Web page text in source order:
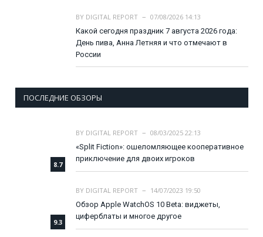
BY DIGITAL REPORT
07/08/2026 14:13
Какой сегодня праздник 7 августа 2026 года:
День пива, Анна Летняя и что отмечают в
России
ПОСЛЕДНИЕ ОБЗОРЫ
8.7
BY DIGITAL REPORT
08/03/2025 22:13
«Split Fiction»: ошеломляющее кооперативное
приключение для двоих игроков
9.3
BY DIGITAL REPORT
14/07/2023 19:50
Обзор Apple WatchOS 10 Beta: виджеты,
циферблаты и многое другое